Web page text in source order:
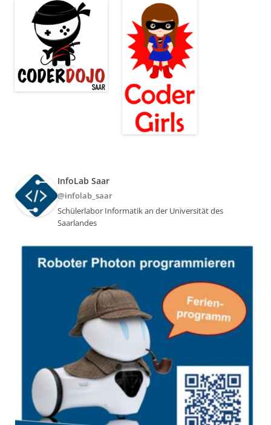
InfoLab Saar
@infolab_saar
Schülerlabor Informatik an der Universität des
Saarlandes